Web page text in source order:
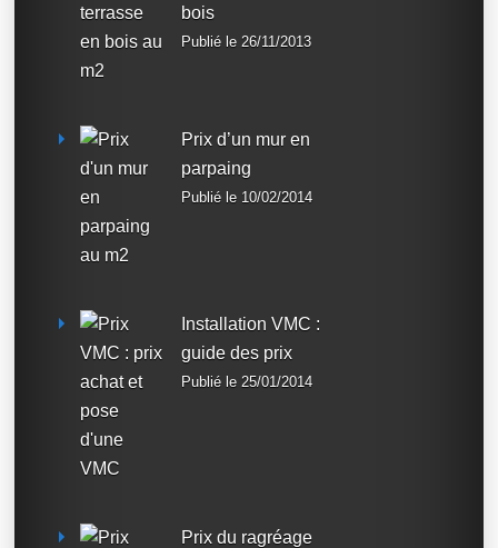
bois
Publié le 26/11/2013
Prix d’un mur en
parpaing
Publié le 10/02/2014
Installation VMC :
guide des prix
Publié le 25/01/2014
Prix du ragréage